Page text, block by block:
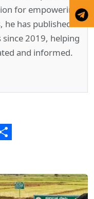
for empowering
has published
2019, helping
and informed.